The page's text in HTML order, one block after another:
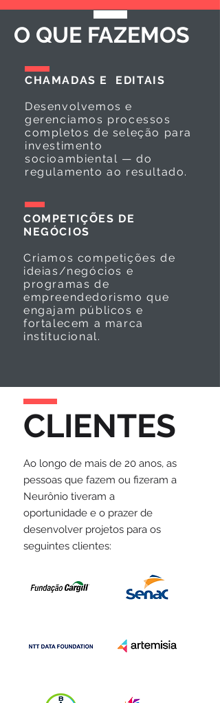
O QUE FAZEMOS
CHAMADAS E EDITAIS
Desenvolvemos e
gerenciamos processos
completos de seleção para
investimento
socioambiental — do
regulamento ao resultado.
COMPETIÇÕES DE
NEGÓCIOS
Criamos competições de
ideias/negócios e
programas de
empreendedorismo que
engajam públicos e
fortalecem a marca
institucional.
CLIENTES
Ao longo de mais de 20 anos, as
pessoas que fazem ou fizeram a
Neurônio tiveram a
oportunidade e o prazer de
desenvolver projetos para os
seguintes clientes: